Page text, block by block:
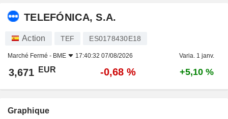
TELEFÓNICA, S.A.
Action TEF ES0178430E18
Marché Fermé - BME 17:40:32 07/08/2026 Varia. 1 janv.
3,671 EUR -0,68 % +5,10 %
Graphique